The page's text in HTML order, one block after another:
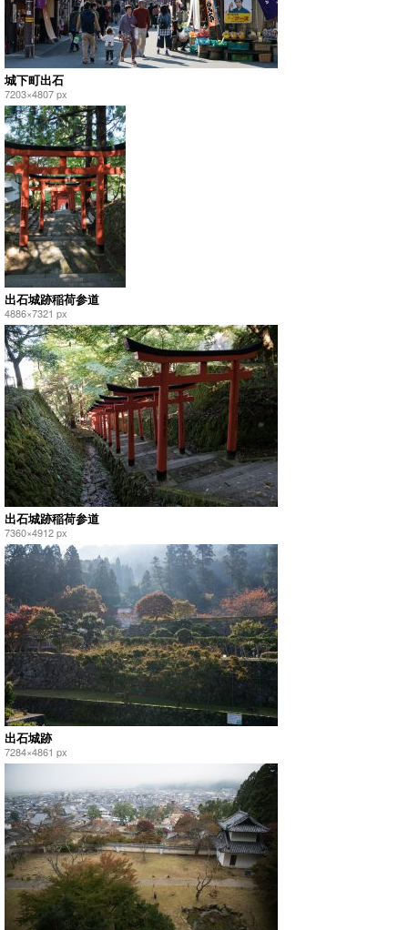
城下町出石
7203×4807 px
出石城跡稲荷参道
4886×7321 px
出石城跡稲荷参道
7360×4912 px
出石城跡
7284×4861 px